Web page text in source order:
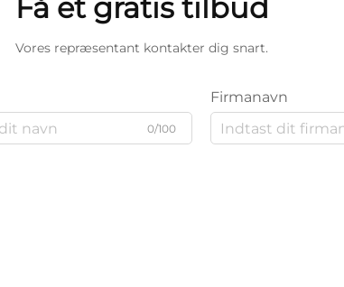
Få et gratis tilbud
Vores repræsentant kontakter dig snart.
0/100
Firmanavn